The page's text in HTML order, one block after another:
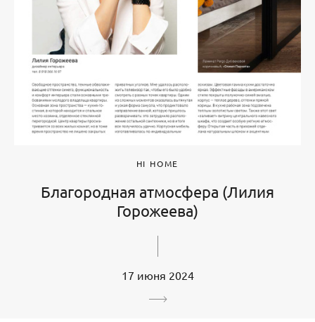
HI HOME
Благородная атмосфера (Лилия
Горожеева)
17 июня 2024